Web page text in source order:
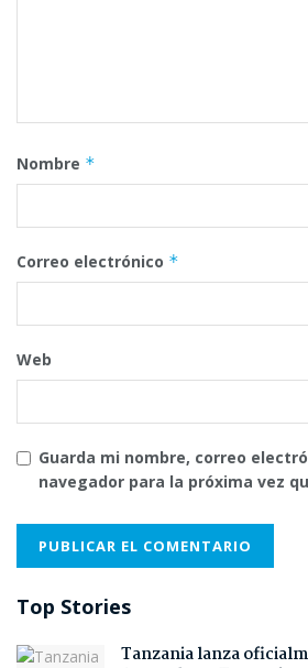
Nombre *
Correo electrónico *
Web
Guarda mi nombre, correo
navegador para la próxima vez
Top Stories
Tanzania lanza